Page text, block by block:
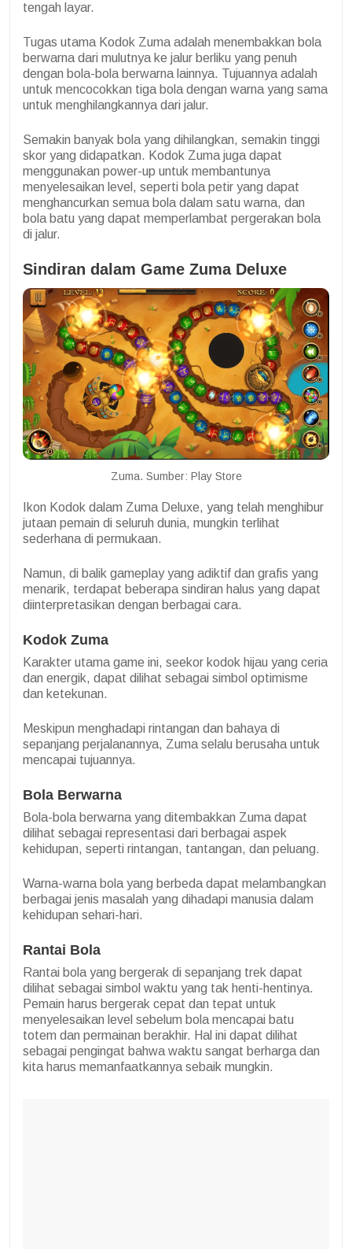
tengah layar.
Tugas utama Kodok Zuma adalah menembakkan bola
berwarna dari mulutnya ke jalur berliku yang penuh
dengan bola-bola berwarna lainnya. Tujuannya adalah
untuk mencocokkan tiga bola dengan warna yang sama
untuk menghilangkannya dari jalur.
Semakin banyak bola yang dihilangkan, semakin tinggi
skor yang didapatkan. Kodok Zuma juga dapat
menggunakan power-up untuk membantunya
menyelesaikan level, seperti bola petir yang dapat
menghancurkan semua bola dalam satu warna, dan
bola batu yang dapat memperlambat pergerakan bola
di jalur.
Sindiran dalam Game Zuma Deluxe
Zuma. Sumber: Play Store
Ikon Kodok dalam Zuma Deluxe, yang telah menghibur
jutaan pemain di seluruh dunia, mungkin terlihat
sederhana di permukaan.
Namun, di balik gameplay yang adiktif dan grafis yang
menarik, terdapat beberapa sindiran halus yang dapat
diinterpretasikan dengan berbagai cara.
Kodok Zuma
Karakter utama game ini, seekor kodok hijau yang ceria
dan energik, dapat dilihat sebagai simbol optimisme
dan ketekunan.
Meskipun menghadapi rintangan dan bahaya di
sepanjang perjalanannya, Zuma selalu berusaha untuk
mencapai tujuannya.
Bola Berwarna
Bola-bola berwarna yang ditembakkan Zuma dapat
dilihat sebagai representasi dari berbagai aspek
kehidupan, seperti rintangan, tantangan, dan peluang.
Warna-warna bola yang berbeda dapat melambangkan
berbagai jenis masalah yang dihadapi manusia dalam
kehidupan sehari-hari.
Rantai Bola
Rantai bola yang bergerak di sepanjang trek dapat
dilihat sebagai simbol waktu yang tak henti-hentinya.
Pemain harus bergerak cepat dan tepat untuk
menyelesaikan level sebelum bola mencapai batu
totem dan permainan berakhir. Hal ini dapat dilihat
sebagai pengingat bahwa waktu sangat berharga dan
kita harus memanfaatkannya sebaik mungkin.